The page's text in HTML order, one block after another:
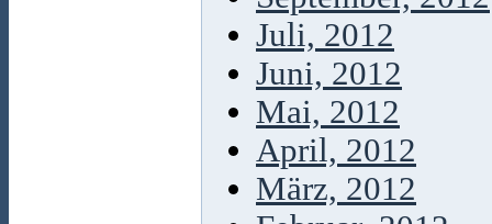
Juli, 2012
Juni, 2012
Mai, 2012
April, 2012
März, 2012